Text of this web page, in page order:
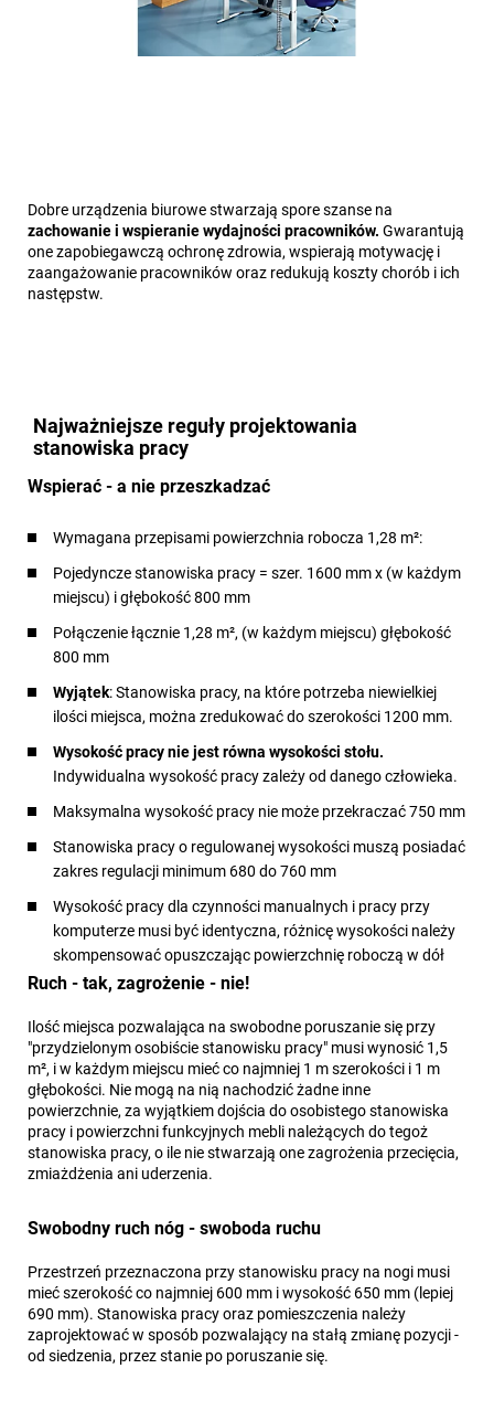
Dobre urządzenia biurowe stwarzają spore szanse na
zachowanie i wspieranie wydajności pracowników. Gwarantują
one zapobiegawczą ochronę zdrowia, wspierają motywację i
zaangażowanie pracowników oraz redukują koszty chorób i ich
następstw.
Najważniejsze reguły projektowania
stanowiska pracy
Wspierać - a nie przeszkadzać
Wymagana przepisami powierzchnia robocza 1,28 m²:
Pojedyncze stanowiska pracy = szer. 1600 mm x (w każdym
miejscu) i głębokość 800 mm
Połączenie łącznie 1,28 m², (w każdym miejscu) głębokość
800 mm
Wyjątek: Stanowiska pracy, na które potrzeba niewielkiej
ilości miejsca, można zredukować do szerokości 1200 mm.
Wysokość pracy nie jest równa wysokości stołu.
Indywidualna wysokość pracy zależy od danego człowieka.
Maksymalna wysokość pracy nie może przekraczać 750 mm
Stanowiska pracy o regulowanej wysokości muszą posiadać
zakres regulacji minimum 680 do 760 mm
Wysokość pracy dla czynności manualnych i pracy przy
komputerze musi być identyczna, różnicę wysokości należy
skompensować opuszczając powierzchnię roboczą w dół
Ruch - tak, zagrożenie - nie!
Ilość miejsca pozwalająca na swobodne poruszanie się przy
"przydzielonym osobiście stanowisku pracy" musi wynosić 1,5
m², i w każdym miejscu mieć co najmniej 1 m szerokości i 1 m
głębokości. Nie mogą na nią nachodzić żadne inne
powierzchnie, za wyjątkiem dojścia do osobistego stanowiska
pracy i powierzchni funkcyjnych mebli należących do tegoż
stanowiska pracy, o ile nie stwarzają one zagrożenia przecięcia,
zmiażdżenia ani uderzenia.
Swobodny ruch nóg - swoboda ruchu
Przestrzeń przeznaczona przy stanowisku pracy na nogi musi
mieć szerokość co najmniej 600 mm i wysokość 650 mm (lepiej
690 mm). Stanowiska pracy oraz pomieszczenia należy
zaprojektować w sposób pozwalający na stałą zmianę pozycji -
od siedzenia, przez stanie po poruszanie się.